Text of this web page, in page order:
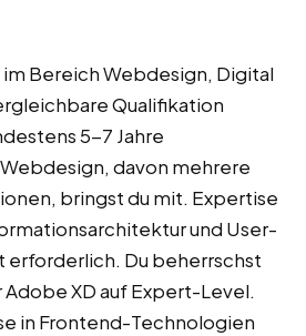
im Bereich Webdesign, Digital
Qualifikation
5-7 Jahre
davon mehrere
bringst du mit. Expertise
und User-
erforderlich. Du beherrschst
XD auf Expert-Level.
in Frontend-Technologien